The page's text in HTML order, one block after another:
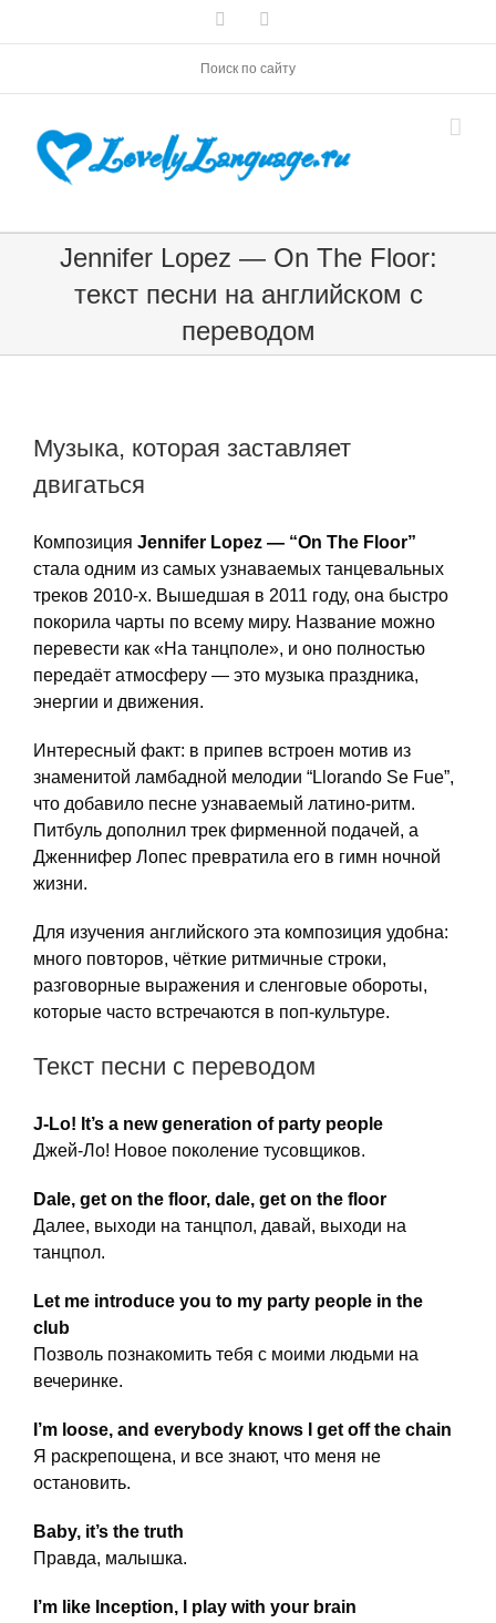
Поиск по сайту
Jennifer Lopez — On The Floor:
текст песни на английском с
переводом
Музыка, которая заставляет
двигаться
Композиция Jennifer Lopez — “On The Floor”
стала одним из самых узнаваемых танцевальных
треков 2010-х. Вышедшая в 2011 году, она быстро
покорила чарты по всему миру. Название можно
перевести как «На танцполе», и оно полностью
передаёт атмосферу — это музыка праздника,
энергии и движения.
Интересный факт: в припев встроен мотив из
знаменитой ламбадной мелодии “Llorando Se Fue”,
что добавило песне узнаваемый латино-ритм.
Питбуль дополнил трек фирменной подачей, а
Дженнифер Лопес превратила его в гимн ночной
жизни.
Для изучения английского эта композиция удобна:
много повторов, чёткие ритмичные строки,
разговорные выражения и сленговые обороты,
которые часто встречаются в поп-культуре.
Текст песни с переводом
J-Lo! It’s a new generation of party people
Джей-Ло! Новое поколение тусовщиков.
Dale, get on the floor, dale, get on the floor
Далее, выходи на танцпол, давай, выходи на
танцпол.
Let me introduce you to my party people in the
club
Позволь познакомить тебя с моими людьми на
вечеринке.
I’m loose, and everybody knows I get off the chain
Я раскрепощена, и все знают, что меня не
остановить.
Baby, it’s the truth
Правда, малышка.
I’m like Inception, I play with your brain